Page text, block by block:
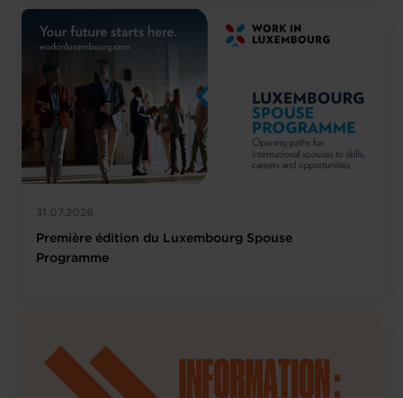
31.07.2026
Première édition du Luxembourg Spouse
Programme